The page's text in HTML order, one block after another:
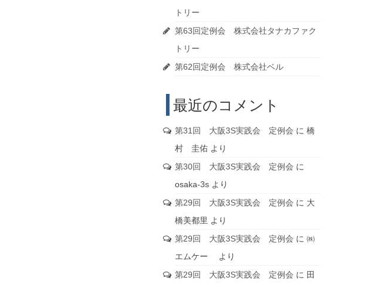
トリー
第63回定例会 株式会社タナカファク
トリー
第62回定例会 株式会社ベル
最近のコメント
第31回 大阪3S実践会 定例会 に 橋
村 圭佑より
第30回 大阪3S実践会 定例会 に
osaka-3sより
第29回 大阪3S実践会 定例会 に 大
橋美都里 より
第29回 大阪3S実践会 定例会 に ㈱
エムケー
より
第29回 大阪3S実践会 定例会 に 田